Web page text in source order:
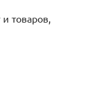
и товаров,